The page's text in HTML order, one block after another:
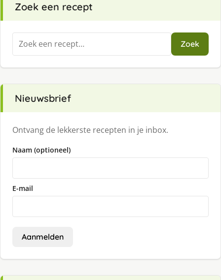
Zoek een recept
Zoeken
naar:
Zoek
Nieuwsbrief
Ontvang de lekkerste recepten in je inbox.
Naam (optioneel)
E-mail
Aanmelden